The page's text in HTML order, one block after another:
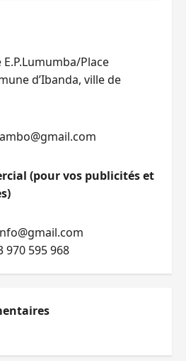
Place
d’Ibanda, ville de
(pour vos publicités et
970 595 968